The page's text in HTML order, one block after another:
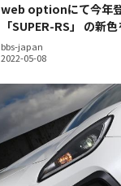
web optionにて今年
「SUPER-RS」 の新
bbs-japan